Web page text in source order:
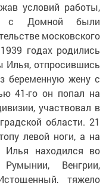
условий работы,
с Домной были
московского
годах родились
Илья, отпросившись
беременную жену с
41-го он попал на
участвовал в
области. 21
левой ноги, а на
находился во
Венгрии,
тяжело